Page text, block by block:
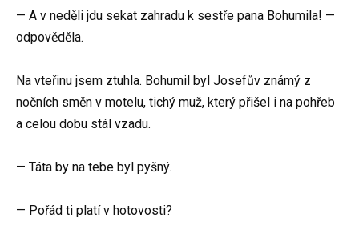
— A v neděli jdu sekat zahradu k sestře pana Bohumila! —
odpověděla.
Na vteřinu jsem ztuhla. Bohumil byl Josefův známý z
nočních směn v motelu, tichý muž, který přišel i na pohřeb
a celou dobu stál vzadu.
— Táta by na tebe byl pyšný.
— Pořád ti platí v hotovosti?